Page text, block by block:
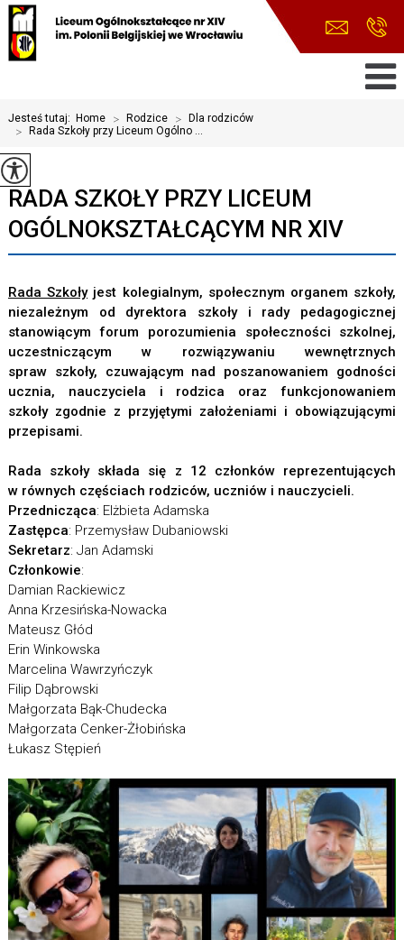
Jesteś tutaj: Home > Rodzice > Dla rodziców
> Rada Szkoły przy Liceum Ogólno ...
RADA SZKOŁY PRZY LICEUM
OGÓLNOKSZTAŁCĄCYM NR XIV
Rada Szkołyjest kolegialnym, społecznym organem szkoły,
niezależnym od dyrektora szkoły i rady pedagogicznej
stanowiącym forum porozumienia społeczności szkolnej,
uczestniczącym w rozwiązywaniu wewnętrznych
spraw szkoły, czuwającym nad poszanowaniem godności
ucznia, nauczyciela i rodzica oraz funkcjonowaniem
szkoły zgodnie z przyjętymi założeniami i obowiązującymi
przepisami.
Rada szkoły składa się z 12 członków reprezentujących
w równych częściach rodziców, uczniów i nauczycieli.
Przednicząca: Elżbieta Adamska
Zastępca: Przemysław Dubaniowski
Sekretarz: Jan Adamski
Członkowie:
Damian Rackiewicz
Anna Krzesińska-Nowacka
Mateusz Głód
Erin Winkowska
Marcelina Wawrzyńczyk
Filip Dąbrowski
Małgorzata Bąk-Chudecka
Małgorzata Cenker-Żłobińska
Łukasz Stępień